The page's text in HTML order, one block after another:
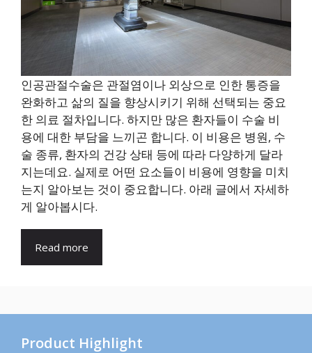
인공관절수술은 관절염이나 외상으로 인한 통증을
완화하고 삶의 질을 향상시키기 위해 선택되는 중요
한 의료 절차입니다. 하지만 많은 환자들이 수술 비
용에 대한 부담을 느끼곤 합니다. 이 비용은 병원, 수
술 종류, 환자의 건강 상태 등에 따라 다양하게 달라
지는데요. 실제로 어떤 요소들이 비용에 영향을 미치
는지 알아보는 것이 중요합니다. 아래 글에서 자세하
게 알아봅시다.
Read more
Product Highlight